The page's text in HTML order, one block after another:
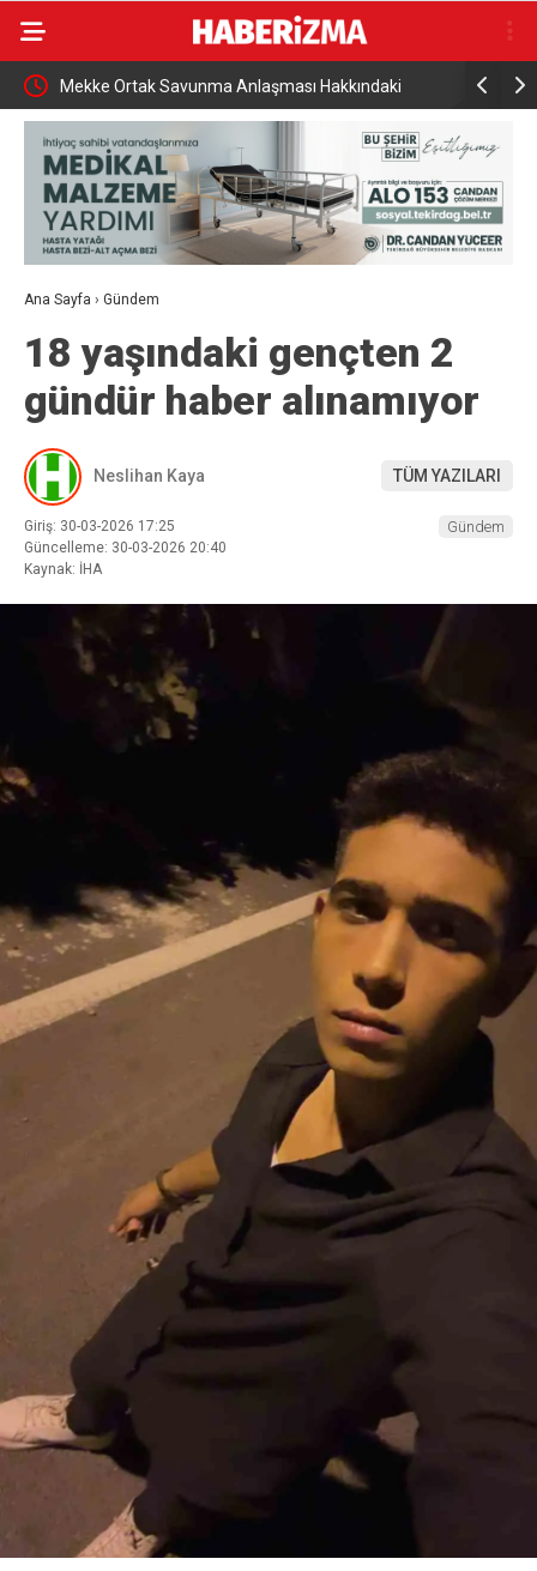
Mekke Ortak Savunma Anlaşması Hakkındaki
İddialara Resmi Yanıt
Bakan
Ana Sayfa › Gündem
18 yaşındaki gençten 2
gündür haber alınamıyor
Neslihan Kaya TÜM YAZILARI
Giriş: 30-03-2026 17:25
Güncelleme: 30-03-2026 20:40
Kaynak: İHA
Gündem